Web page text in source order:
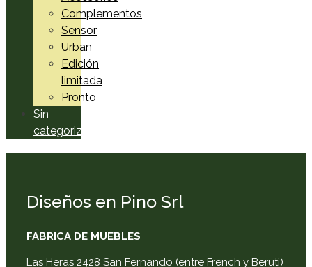
Complementos
Sensor
Urban
Edición
limitada
Pronto
Sin
categorizar
Diseños en Pino Srl
FABRICA DE MUEBLES
Las Heras 2428 San Fernando (entre French y Beruti)